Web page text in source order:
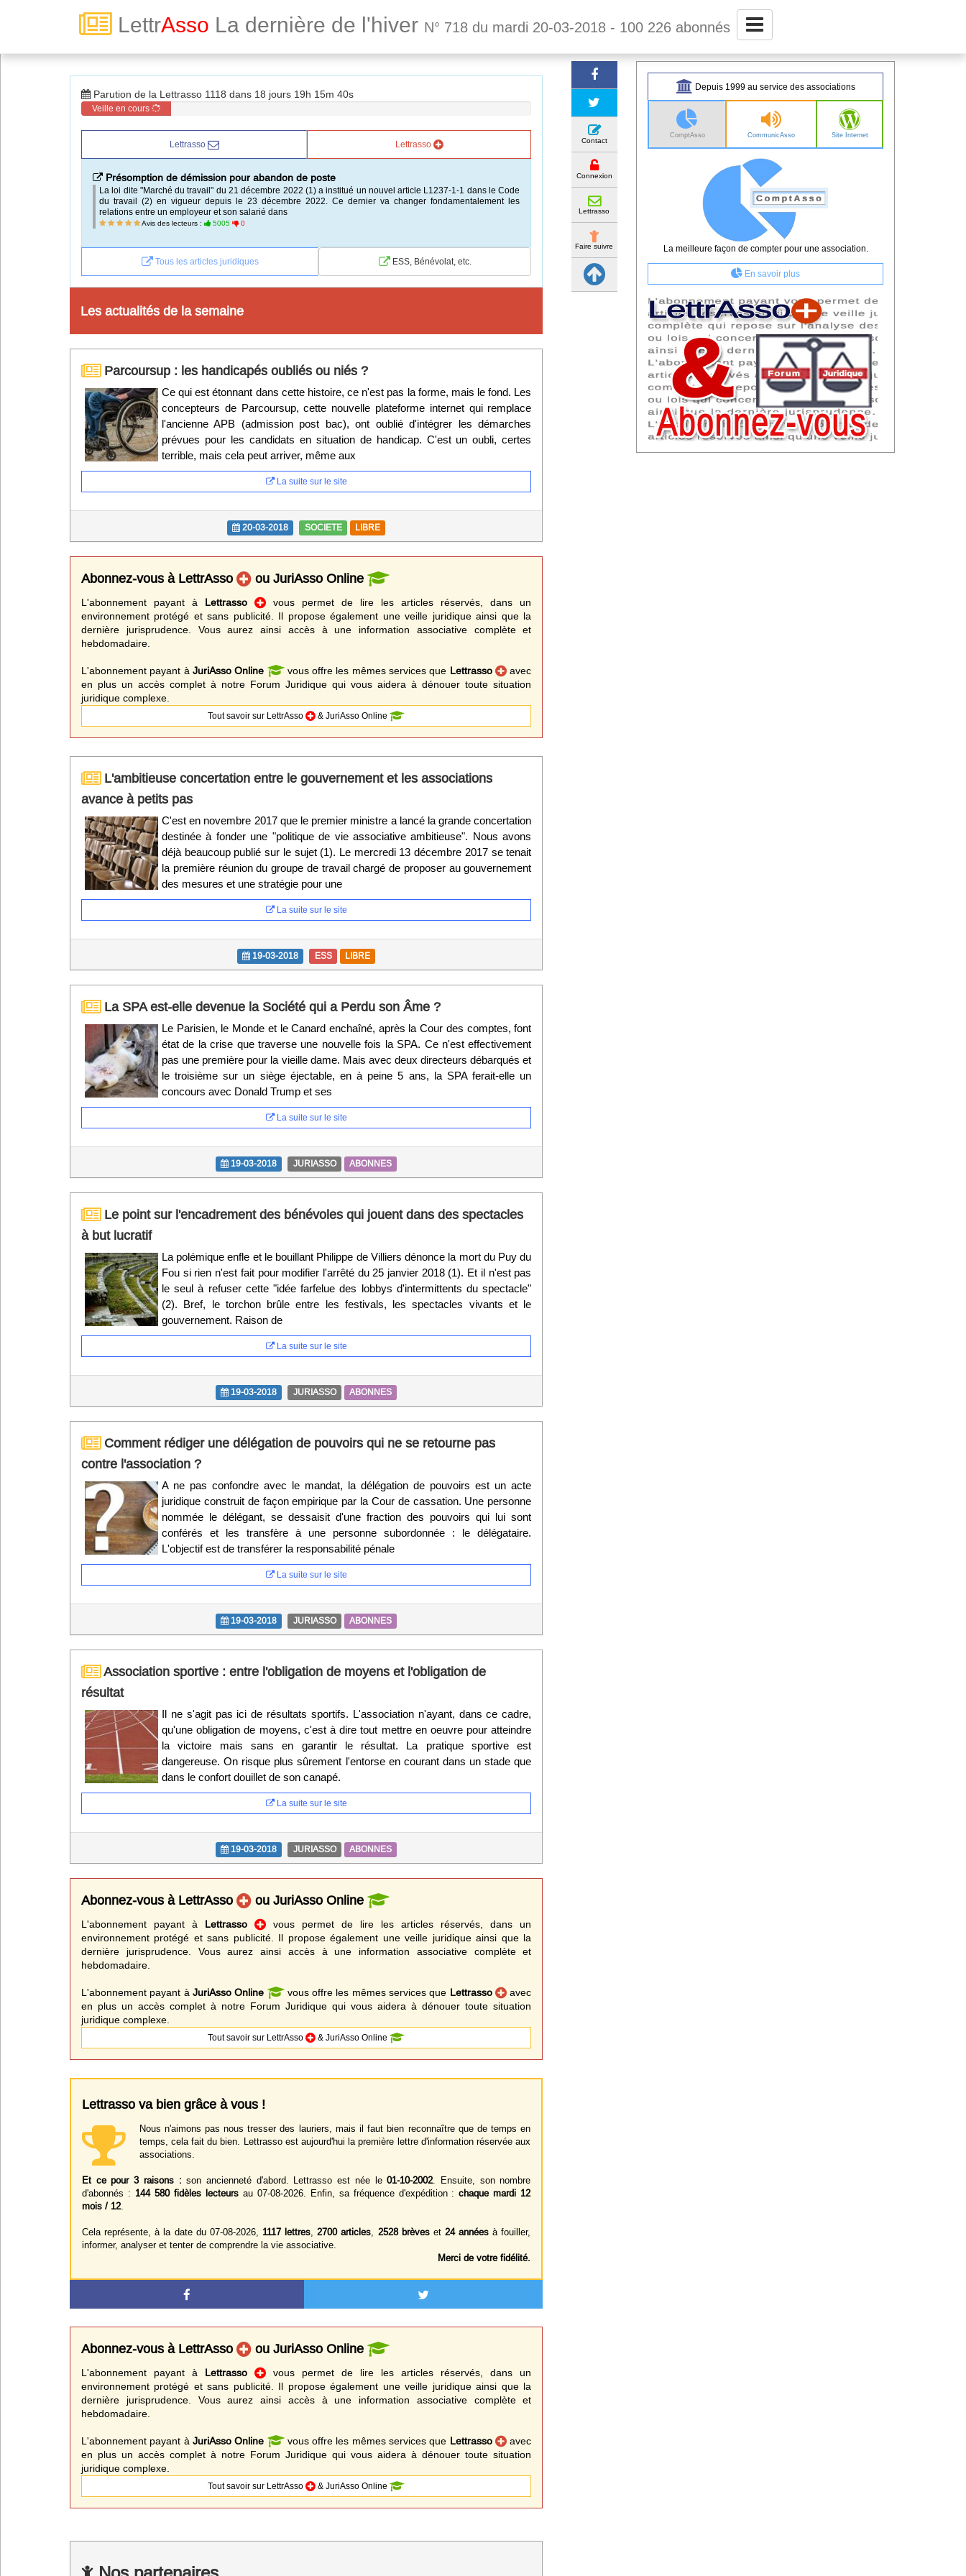
LettrAsso La dernière de l'hiver N° 718 du mardi 20-03-2018 - 100 226 abonnés
Abonnez-vous à LettrAsso
Menu général
ServiceAsso
VieAsso
Divers
Abo Lettrasso
Désabo Lettrasso
Parution de la Lettrasso 1118 dans 18 jours 19h 15m 39s
Veille en cours
Lettrasso Lettrasso
Présomption de démission pour abandon de poste
La loi dite "Marché du travail" du 21 décembre 2022 (1) a institué un nouvel article L1237-1-1 dans le Code
du travail (2) en vigueur depuis le 23 décembre 2022. Ce dernier va changer fondamentalement les
relations entre un employeur et son salarié dans
Avis des lecteurs : 5005 0
Tous les articles juridiques ESS, Bénévolat, etc.
Les actualités de la semaine
Parcoursup : les handicapés oubliés ou niés ?
Ce qui est étonnant dans cette histoire, ce n'est pas la forme, mais le fond. Les
concepteurs de Parcoursup, cette nouvelle plateforme internet qui remplace
l'ancienne APB (admission post bac), ont oublié d'intégrer les démarches
prévues pour les candidats en situation de handicap. C'est un oubli, certes
terrible, mais cela peut arriver, même aux
La suite sur le site
20-03-2018 SOCIETE LIBRE
Abonnez-vous à LettrAsso ou JuriAsso Online
L'abonnement payant à Lettrasso
vous permet de lire les articles réservés, dans un
environnement protégé et sans publicité. Il propose également une veille juridique ainsi que la
dernière jurisprudence. Vous aurez ainsi accès à une information associative complète et
hebdomadaire.
L'abonnement payant à JuriAsso Online vous offre les mêmes services que Lettrasso
avec
en plus un accès complet à notre Forum Juridique qui vous aidera à dénouer toute situation
juridique complexe.
Tout savoir sur LettrAsso & JuriAsso Online
L'ambitieuse concertation entre le gouvernement et les associations
avance à petits pas
C'est en novembre 2017 que le premier ministre a lancé la grande concertation
destinée à fonder une "politique de vie associative ambitieuse". Nous avons
déjà beaucoup publié sur le sujet (1). Le mercredi 13 décembre 2017 se tenait
la première réunion du groupe de travail chargé de proposer au gouvernement
des mesures et une stratégie pour une
La suite sur le site
19-03-2018 ESS LIBRE
La SPA est-elle devenue la Société qui a Perdu son Âme ?
Le Parisien, le Monde et le Canard enchaîné, après la Cour des comptes, font
état de la crise que traverse une nouvelle fois la SPA. Ce n'est effectivement
pas une première pour la vieille dame. Mais avec deux directeurs débarqués et
le troisième sur un siège éjectable, en à peine 5 ans, la SPA ferait-elle un
concours avec Donald Trump et ses
La suite sur le site
19-03-2018 JURIASSO ABONNES
Le point sur l'encadrement des bénévoles qui jouent dans des spectacles
à but lucratif
La polémique enfle et le bouillant Philippe de Villiers dénonce la mort du Puy du
Fou si rien n'est fait pour modifier l'arrêté du 25 janvier 2018 (1). Et il n'est pas
le seul à refuser cette "idée farfelue des lobbys d'intermittents du spectacle"
(2). Bref, le torchon brûle entre les festivals, les spectacles vivants et le
gouvernement. Raison de
La suite sur le site
19-03-2018 JURIASSO ABONNES
Comment rédiger une délégation de pouvoirs qui ne se retourne pas
contre l'association ?
A ne pas confondre avec le mandat, la délégation de pouvoirs est un acte
juridique construit de façon empirique par la Cour de cassation. Une personne
nommée le délégant, se dessaisit d'une fraction des pouvoirs qui lui sont
conférés et les transfère à une personne subordonnée : le délégataire.
L'objectif est de transférer la responsabilité pénale
La suite sur le site
19-03-2018 JURIASSO ABONNES
Association sportive : entre l'obligation de moyens et l'obligation de
résultat
Il ne s'agit pas ici de résultats sportifs. L'association n'ayant, dans ce cadre,
qu'une obligation de moyens, c'est à dire tout mettre en oeuvre pour atteindre
la victoire mais sans en garantir le résultat. La pratique sportive est
dangereuse. On risque plus sûrement l'entorse en courant dans un stade que
dans le confort douillet de son canapé.
La suite sur le site
19-03-2018 JURIASSO ABONNES
Abonnez-vous à LettrAsso ou JuriAsso Online
L'abonnement payant à Lettrasso
vous permet de lire les articles réservés, dans un
environnement protégé et sans publicité. Il propose également une veille juridique ainsi que la
dernière jurisprudence. Vous aurez ainsi accès à une information associative complète et
hebdomadaire.
L'abonnement payant à JuriAsso Online vous offre les mêmes services que Lettrasso
avec
en plus un accès complet à notre Forum Juridique qui vous aidera à dénouer toute situation
juridique complexe.
Tout savoir sur LettrAsso & JuriAsso Online
Lettrasso va bien grâce à vous !
Nous n'aimons pas nous tresser des lauriers, mais il faut bien reconnaître que de temps en
temps, cela fait du bien. Lettrasso est aujourd'hui la première lettre d'information réservée aux
associations.
Et ce pour 3 raisons : son ancienneté d'abord. Lettrasso est née le01-10-2002 . Ensuite, son nombre
d'abonnés : 144 580 fidèles lecteursau 07-08-2026. Enfin, sa fréquence d'expédition :chaque mardi 12
mois / 12
Cela représente, à la date du 07-08-2026, 1117 lettres ,2700 articles 2528 brèveset 24 années à fouiller,
informer, analyser et tenter de comprendre la vie associative.
Merci de votre fidélité.
Abonnez-vous à LettrAsso ou JuriAsso Online
L'abonnement payant à Lettrasso
vous permet de lire les articles réservés, dans un
environnement protégé et sans publicité. Il propose également une veille juridique ainsi que la
dernière jurisprudence. Vous aurez ainsi accès à une information associative complète et
hebdomadaire.
L'abonnement payant à JuriAsso Online vous offre les mêmes services que Lettrasso
avec
en plus un accès complet à notre Forum Juridique qui vous aidera à dénouer toute situation
juridique complexe.
Tout savoir sur LettrAsso & JuriAsso Online
Contact
Connexion
Lettrasso
Faire suivre
Depuis 1999 au service des associations
ComptAsso CommunicAsso Site Internet
La meilleure façon de compter pour une association.
En savoir plus